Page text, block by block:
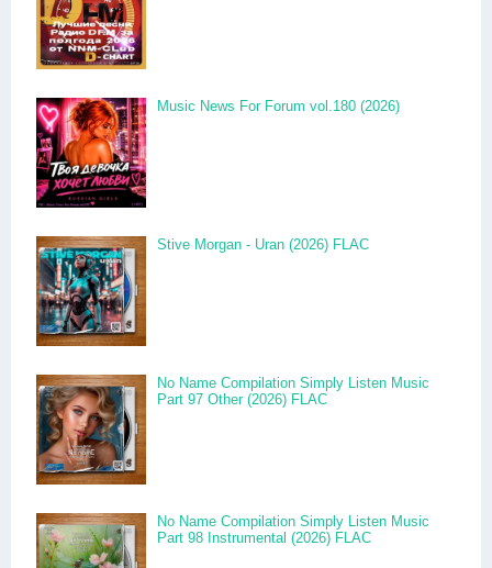
Music News For Forum vol.180 (2026)
Stive Morgan - Uran (2026) FLAC
No Name Compilation Simply Listen Music
Part 97 Other (2026) FLAC
No Name Compilation Simply Listen Music
Part 98 Instrumental (2026) FLAC